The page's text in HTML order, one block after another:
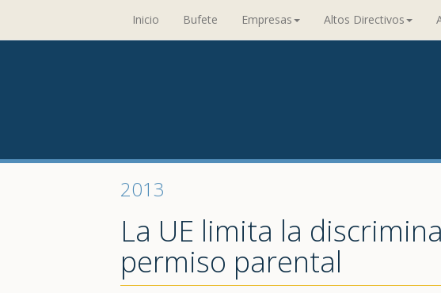
Inicio Bufete Empresas Altos Directivos
2013
La UE limita la
permiso parental